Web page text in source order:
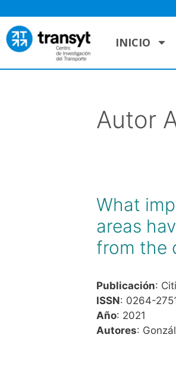
INICIO
Autor
What
areas
from the
Publicación:
ISSN: 0264-
Año: 2021
Autores: